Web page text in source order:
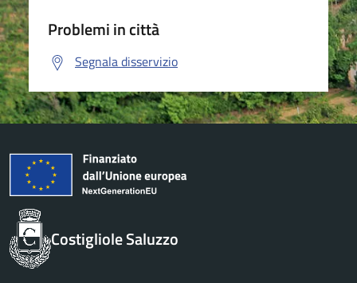
Problemi in città
Segnala disservizio
Costigliole Saluzzo